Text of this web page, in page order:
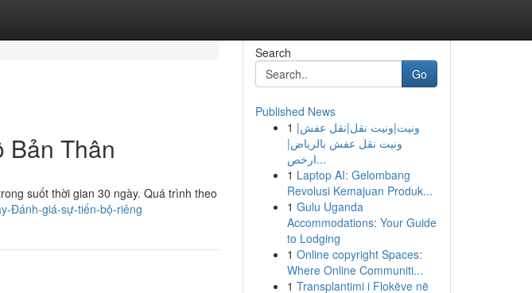
Bản Thân
suốt thời gian 30 ngày. Quá trình theo
Đánh-giá-sự-tiến-bộ-riêng
Search
Go
Published News
1 ونيت|ونيت نقل|نقل عفش|
ونيت نقل عفش بالرياض|
ارخص...
1 Laptop AI: Gelombang
Revolusi Kemajuan Produk...
1 Gulu Uganda
Accommodations: Your Guide
to Lodging
1 Online copyright Spaces:
Where Online Communiti...
1 Transplantimi i Flokëve në